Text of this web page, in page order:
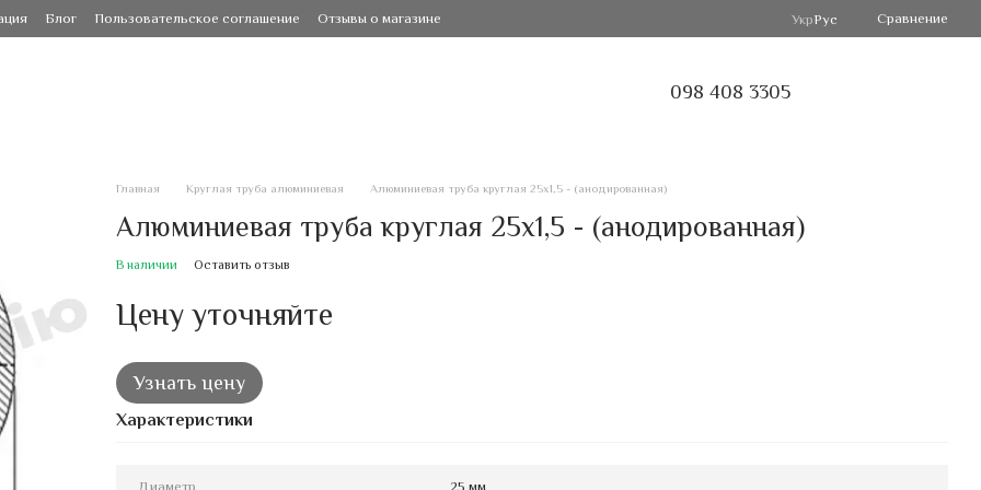
Блог Пользовательское соглашение Отзывы о магазине УкрРус Сравнение
098 408 3305
Главная Круглая труба алюминиевая Алюминиевая труба круглая 25х1,5 - (анодированная)
Алюминиевая труба круглая 25х1,5 - (анодированная)
В наличии Оставить отзыв
Цену уточняйте
Узнать цену
Характеристики
Диаметр 25 мм